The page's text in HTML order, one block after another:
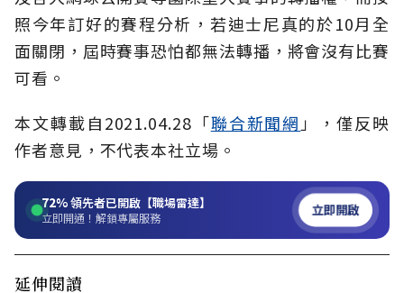
照今年訂好的賽程分析，若迪士尼真的於10月全
面關閉，屆時賽事恐怕都無法轉播，將會沒有比賽
可看。
本文轉載自2021.04.28「聯合新聞網 」，僅反映
作者意見，不代表本社立場。
72%領先者已開啟【職場雷達】
立即開通！解鎖專屬服務 立即開啟
延伸閱讀